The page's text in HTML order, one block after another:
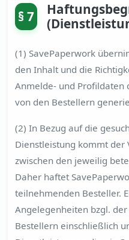
§ 7
(1) SavePaperwork
den Inhalt und die
Anmelde- und Profildaten
von den Bestellern
(2) In Bezug auf die
Dienstleistung kommt der
zwischen den jeweilig
Daher haftet
teilnehmenden Besteller.
Angelegenheiten bzgl.
Bestellern einschließlich